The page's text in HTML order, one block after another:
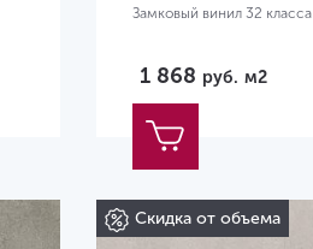
Замковый винил 32 класса
1 868 руб. м2
Скидка от объема